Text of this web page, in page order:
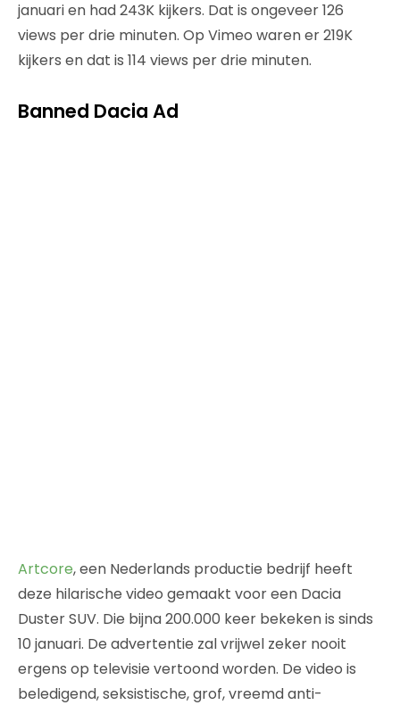
januari en had 243K kijkers. Dat is ongeveer 126
views per drie minuten. Op Vimeo waren er 219K
kijkers en dat is 114 views per drie minuten.
Banned Dacia Ad
Artcore, een Nederlands productie bedrijf heeft
deze hilarische video gemaakt voor een Dacia
Duster SUV. Die bijna 200.000 keer bekeken is sinds
10 januari. De advertentie zal vrijwel zeker nooit
ergens op televisie vertoond worden. De video is
beledigend, seksistische, grof, vreemd anti-